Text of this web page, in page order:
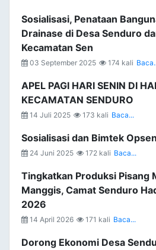
Sosialisasi, Penataan
Drainase di Desa Senduro
Kecamatan Sen
03 September 2025 174 kali
APEL PAGI HARI SENIN DI
KECAMATAN SENDURO
14 Juli 2025 173 kali Baca...
Sosialisasi dan Bimtek
24 Juni 2025 172 kali Baca...
Tingkatkan Produksi Pisang
Manggis, Camat Senduro
2026
14 April 2026 171 kali Baca...
Dorong Ekonomi Desa